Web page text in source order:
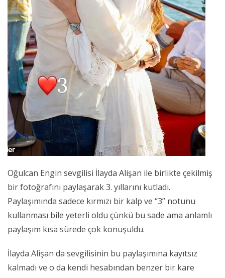
Oğulcan Engin sevgilisi İlayda Alişan ile birlikte çekilmiş
bir fotoğrafını paylaşarak 3. yıllarını kutladı.
Paylaşımında sadece kırmızı bir kalp ve “3” notunu
kullanması bile yeterli oldu çünkü bu sade ama anlamlı
paylaşım kısa sürede çok konuşuldu.
İlayda Alişan da sevgilisinin bu paylaşımına kayıtsız
kalmadı ve o da kendi hesabından benzer bir kare